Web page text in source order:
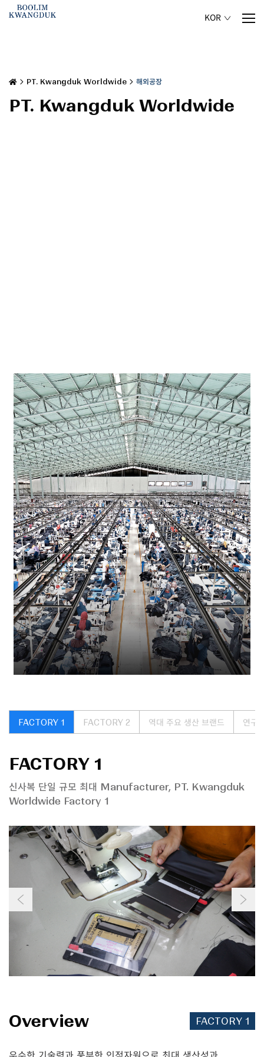
KOR
홈 PT. Kwangduk Worldwide  해외공장
PT. Kwangduk Worldwide
홈 PT. Kwangduk Worldwide  해외공장
PT. Kwangduk Worldwide
FACTORY 1 FACTORY 2 역대 주요 생산 브랜드 연구
FACTORY 1
신사복 단일 규모 최대 Manufacturer, PT. Kwangduk
Worldwide Factory 1
Overview FACTORY 1
0
3
6